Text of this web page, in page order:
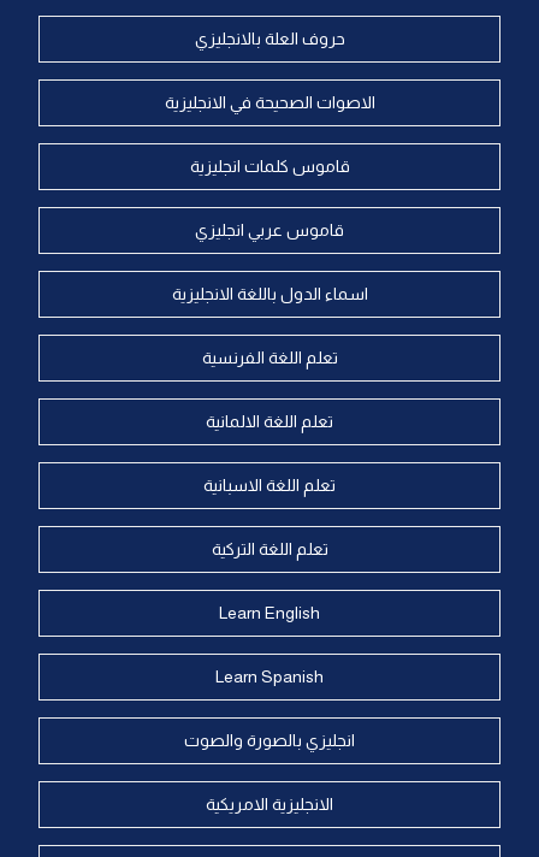
حروف العلة بالانجليزي
الاصوات الصحيحة في الانجليزية
قاموس كلمات انجليزية
قاموس عربي انجليزي
اسماء الدول باللغة الانجليزية
تعلم اللغة الفرنسية
تعلم اللغة الالمانية
تعلم اللغة الاسبانية
تعلم اللغة التركية
Learn English
Learn Spanish
انجليزي بالصورة والصوت
الانجليزية الامريكية